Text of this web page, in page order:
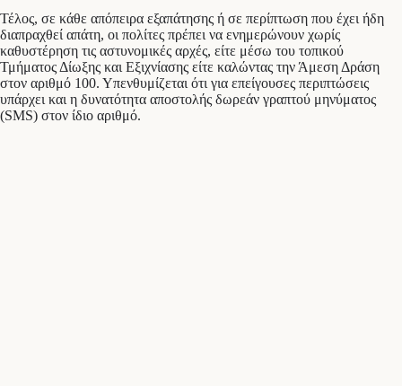
Τέλος, σε κάθε απόπειρα εξαπάτησης ή σε περίπτωση που έχει ήδη
διαπραχθεί απάτη, οι πολίτες πρέπει να ενημερώνουν χωρίς
καθυστέρηση τις αστυνομικές αρχές, είτε μέσω του τοπικού
Τμήματος Δίωξης και Εξιχνίασης είτε καλώντας την Άμεση Δράση
στον αριθμό 100. Υπενθυμίζεται ότι για επείγουσες περιπτώσεις
υπάρχει και η δυνατότητα αποστολής δωρεάν γραπτού μηνύματος
(SMS) στον ίδιο αριθμό.